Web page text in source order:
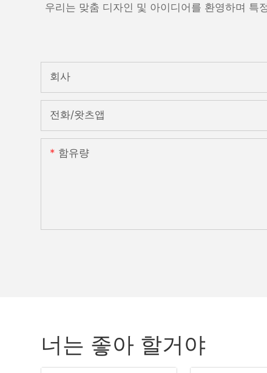
우리는 맞춤 디자인 및 아이디어를 환영하며 특
회사
전화/왓츠앱
함유량
너는 좋아 할거야